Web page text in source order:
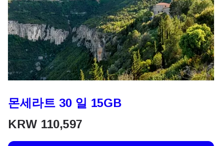
몬세라트 30 일 15GB
KRW 110,597